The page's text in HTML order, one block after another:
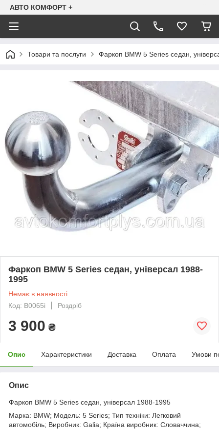
АВТО КОМФОРТ +
Товари та послуги Фаркоп BMW 5 Series седан,
Фаркоп BMW 5 Series седан, універсал 1988-
1995
Немає в наявності
Код: B0065i
Роздріб
3 900 ₴
Опис Характеристики Доставка Оплата Умови
Опис
Фаркоп BMW 5 Series седан, універсал 1988-1995
Марка: BMW; Модель: 5 Series; Тип техніки: Легковий
автомобіль; Виробник: Galia; Країна виробник: Словаччина;